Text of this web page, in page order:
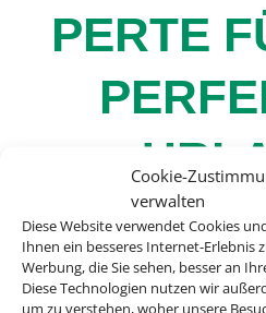
Cookie-
verwalten
Diese Website verwendet Cookies
Ihnen ein besseres Internet-Erlebnis
Werbung, die Sie sehen, besser an
Diese Technologien nutzen wir
um zu verstehen, woher unsere
PERTE
Andalusien, Kuba,
doch lieber Asien?